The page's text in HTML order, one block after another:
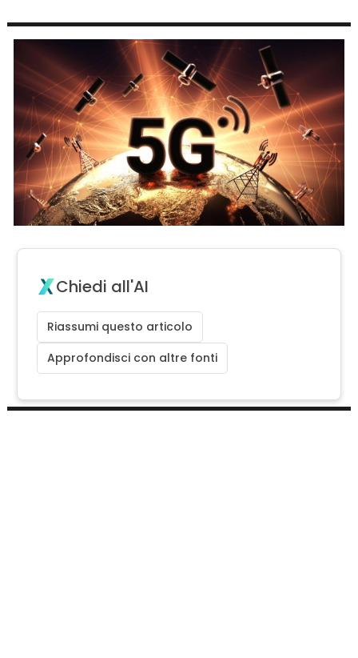
Chiedi all'AI
Riassumi questo articolo
Approfondisci con altre fonti